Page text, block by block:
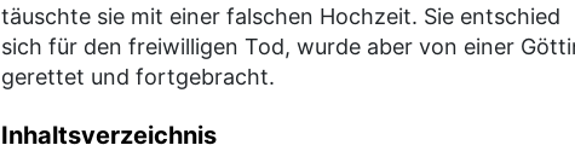
täuschte sie mit einer falschen Hochzeit. Sie entschied
sich für den freiwilligen Tod, wurde aber von einer
gerettet und fortgebracht.
Inhaltsverzeichnis